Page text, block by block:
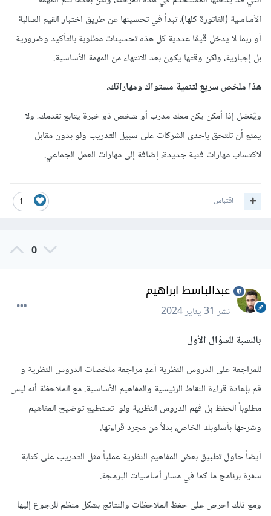
الأساسية (الفاتورة كلها)، تبدأ في تحسينها عن طريق اختبار القيم السالبة
أو ربما لا يدخل قيمًا عددية كل هذه تحسينات مطلوبة بالتأكيد وضرورية
بل إجبارية، ولكن وقتها يكون بعد الانتهاء من المهمة الأساسية.
هذا ملخص سريع لتنمية مستواك ومهاراتك،
ويٌفضل إذا أمكن يكن معك مدرب أو شخص ذو خبرة يتابع تقدمك، ولا
يمنع أن تلتحق بإحدى الشركات على سبيل التدريب ولو بدون مقابل
لاكتساب مهارات فنية جديدة، إضافة إلى مهارات العمل الجماعي.
1 اقتباس
0
عبدالباسط ابراهيم
نشر31 يناير 2024
بالنسبة للسؤال الأول
للمراجعة على الدروس النظرية أعدِ مراجعة ملخصات الدروس النظرية و
قم بإعادة قراءة النقاط الرئيسية والمفاهيم الأساسية. مع الملاحظة أنه ليس
مطلوباً الحفظ بل فهم الدروس النظرية ولو تستطيع توضيح المفاهيم
وشرحها بأسلوبك الخاص، بدلاً من مجرد قراءتها.
أيضاً حاول تطبيق بعض المفاهيم النظرية عملياً مثل التدريب على كتابة
شفرة برنامج ما كما في مسار أساسيات البرمجة.
ومع ذلك احرص على حفظ الملاحظات والنتائج بشكل منظم للرجوع إليها